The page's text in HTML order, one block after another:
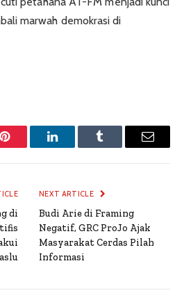
marwah demokrasi di
Pinterest LinkedInTumblr Email
di
NEXT ARTICLE
Budi Arie di Framing
Negatif, GRC ProJo Ajak
Masyarakat Cerdas Pilah
Informasi